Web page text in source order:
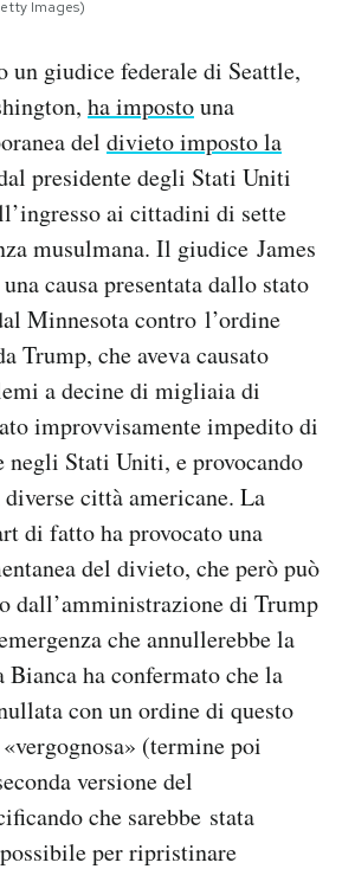
Images)
un giudice federale di Seattle,
ha impostouna
del divieto imposto la
presidente degli Stati Uniti
ai cittadini di sette
musulmana. Il giudice James
causa presentata dallo stato
Minnesota contro l’ordine
Trump, che aveva causato
a decine di migliaia di
improvvisamente impedito di
negli Stati Uniti, e provocando
città americane. La
di fatto ha provocato una
del divieto, che però può
dall’amministrazione di Trump
che annullerebbe la
Bianca ha confermato che la
con un ordine di questo
(termine poi
versione del
che sarebbe stata
per ripristinare